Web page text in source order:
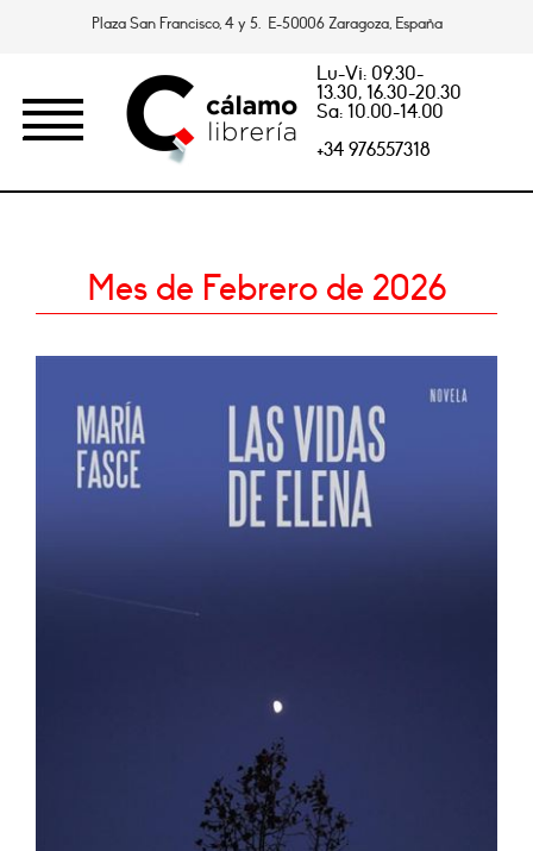
Plaza San Francisco, 4 y 5. E-50006 Zaragoza, España
Lu-Vi: 09.30-
13.30, 16.30-20.30
Sa: 10.00-14.00
+34 976557318
Mes de Febrero de 2026